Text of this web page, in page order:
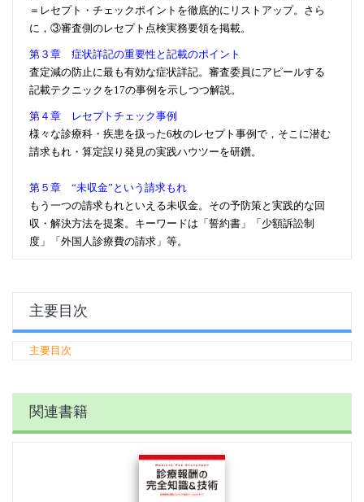
＝レセプト・チェックポイントを徹底的にリストアップ。さら
に，③審査側のレセプト点検実務要領を掲載。
第３章 症状詳記の重要性と記載のポイント
査定減の防止に最も有効な症状詳記。審査委員にアピールする
記載テクニックを17の事例を示しつつ解説。
第４章 レセプトチェック事例
様々な診療科・疾患を扱った6枚のレセプト事例で，そこに潜む
請求もれ・算定誤り発見の実践ハウツーを研鑽。
第５章 “未収金”という請求もれ
もう一つの請求もれといえる未収金。その予防策と実践的な回
収・解決方法を提案。キーワードは「誓約書」「少額訴訟制
度」「外国人診療費の請求」等。
主要目次
主要目次
関連書籍